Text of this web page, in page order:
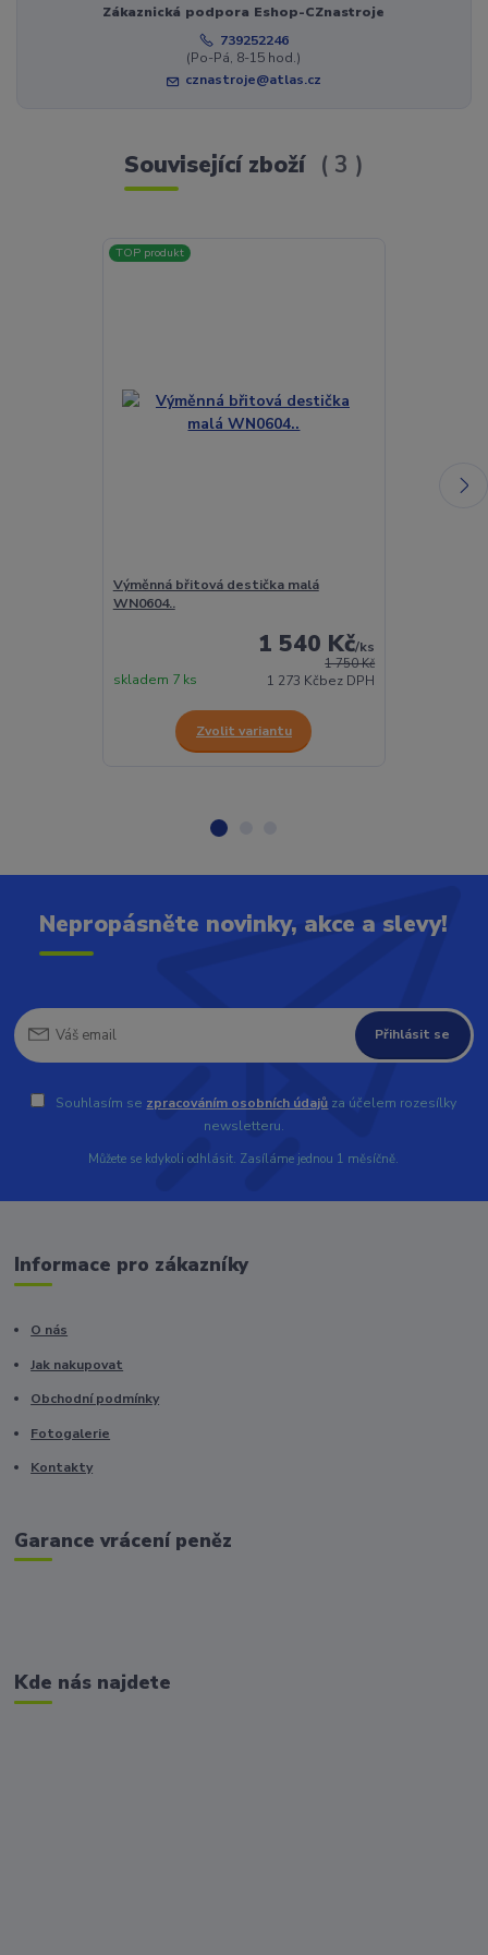
Zákaznická podpora Eshop-CZnastroje
739252246
(Po-Pá, 8-15 hod.)
cznastroje@atlas.cz
Související zboží 3
TOP produkt
Výměnná břitová destička malá
WN0604..
1 750 Kč
1 540 Kč/ks
1 273 Kčbez DPH
skladem 7 ks
Zvolit variantu
Nepropásněte novinky, akce a slevy!
Přihlásit se
Souhlasím se zpracováním osobních údajů za účelem rozesílky
newsletteru.
Můžete se kdykoli odhlásit. Zasíláme jednou 1 měsíčně.
Informace pro zákazníky
O nás
Jak nakupovat
Obchodní podmínky
Fotogalerie
Kontakty
Garance vrácení peněz
Kde nás najdete